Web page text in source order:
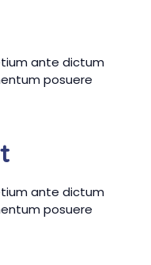
ante dictum
posuere
ante dictum
posuere